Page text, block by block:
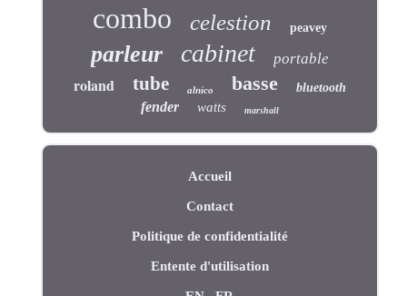
combo celestion peavey
parleur cabinet portable
roland tube alnico basse bluetooth
fender watts marshall
Accueil
Contact
Politique de confidentialité
Entente d'utilisation